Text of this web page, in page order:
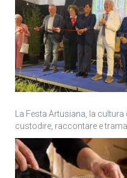
La Festa Artusiana, la
custodire, raccontare e